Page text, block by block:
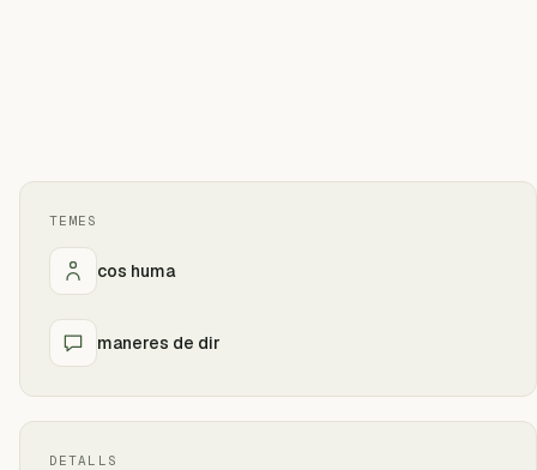
TEMES
cos huma
maneres de dir
DETALLS